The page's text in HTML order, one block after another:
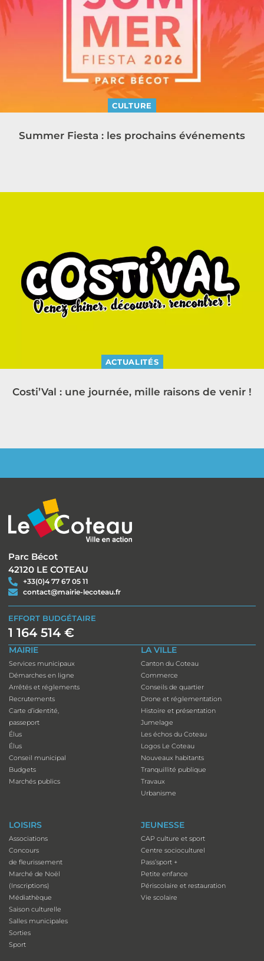
CULTURE
Summer Fiesta : les prochains événements
ACTUALITÉS
Costi’Val : une journée, mille raisons de venir !
Parc Bécot
42120 LE COTEAU
+33(0)4 77 67 05 11
contact@mairie-lecoteau.fr
EFFORT BUDGÉTAIRE
1 164 514 €
MAIRIE
Services municipaux
Démarches en ligne
Arrêtés et réglements
Recrutements
Carte d’identité,
passeport
Élus
Élus
Conseil municipal
Budgets
Marchés publics
LA VILLE
Canton du Coteau
Commerce
Conseils de quartier
Drone et réglementation
Histoire et présentation
Jumelage
Les échos du Coteau
Logos Le Coteau
Nouveaux habitants
Tranquillité publique
Travaux
Urbanisme
LOISIRS
Associations
Concours
de fleurissement
Marché de Noël
(Inscriptions)
Médiathèque
Saison culturelle
Salles municipales
Sorties
Sport
JEUNESSE
CAP culture et sport
Centre socioculturel
Pass’sport +
Petite enfance
Périscolaire et restauration
Vie scolaire